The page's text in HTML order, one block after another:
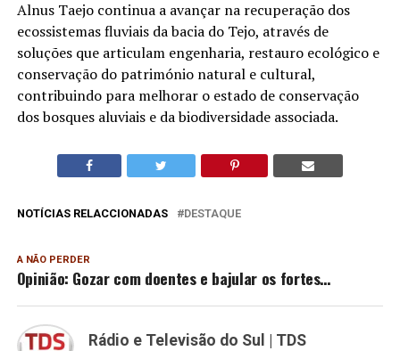
Alnus Taejo continua a avançar na recuperação dos
ecossistemas fluviais da bacia do Tejo, através de
soluções que articulam engenharia, restauro ecológico e
conservação do património natural e cultural,
contribuindo para melhorar o estado de conservação
dos bosques aluviais e da biodiversidade associada.
NOTÍCIAS RELACCIONADAS DESTAQUE
A NÃO PERDER
Opinião: Gozar com doentes e bajular os fortes…
Rádio e Televisão do Sul | TDS